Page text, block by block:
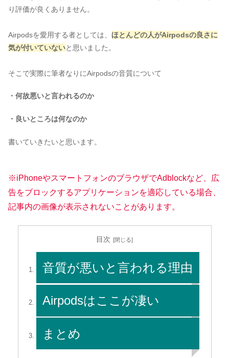
り評価が良くありません。
Airpodsを愛用する者としては、 ほとんどの人がAirpodsの良さに
気が付いていないと思いました。
そこで実際に筆者なりにAirpodsの音質について
・何故悪いと言われるのか
・良いところは何なのか
書いていきたいと思います。
※iPhoneやスマートフォンのブラウザでAdblockなど、広
告をブロックするアプリケーションを適応している場合、
記事内の画像が表示されないことがあります。
目次
音質が悪いと言われる理由
Airpodsはここが凄い
まとめ